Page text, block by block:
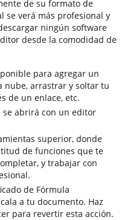
de su formato de
se verá más profesional y
ningún software
desde la comodidad de
para agregar un
nube, arrastrar y soltar tu
de un enlace, etc.
se abrirá con un editor
superior, donde
de funciones que te
y trabajar con
de Fórmula
a tu documento. Haz
para revertir esta acción.